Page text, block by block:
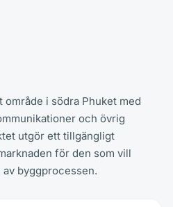
område i södra Phuket med
och övrig
utgör ett tillgängligt
för den som vill
byggprocessen.